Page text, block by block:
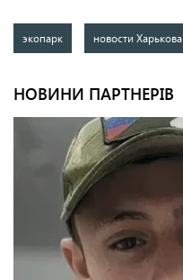
экопарк новости Харькова